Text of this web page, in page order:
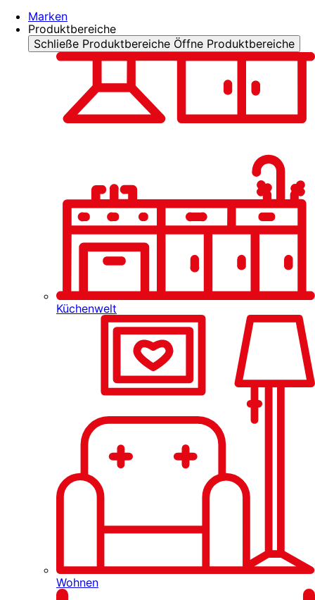
Marken
Produktbereiche
Schließe Produktbereiche Öffne Produktbereiche
Küchenwelt
Wohnen